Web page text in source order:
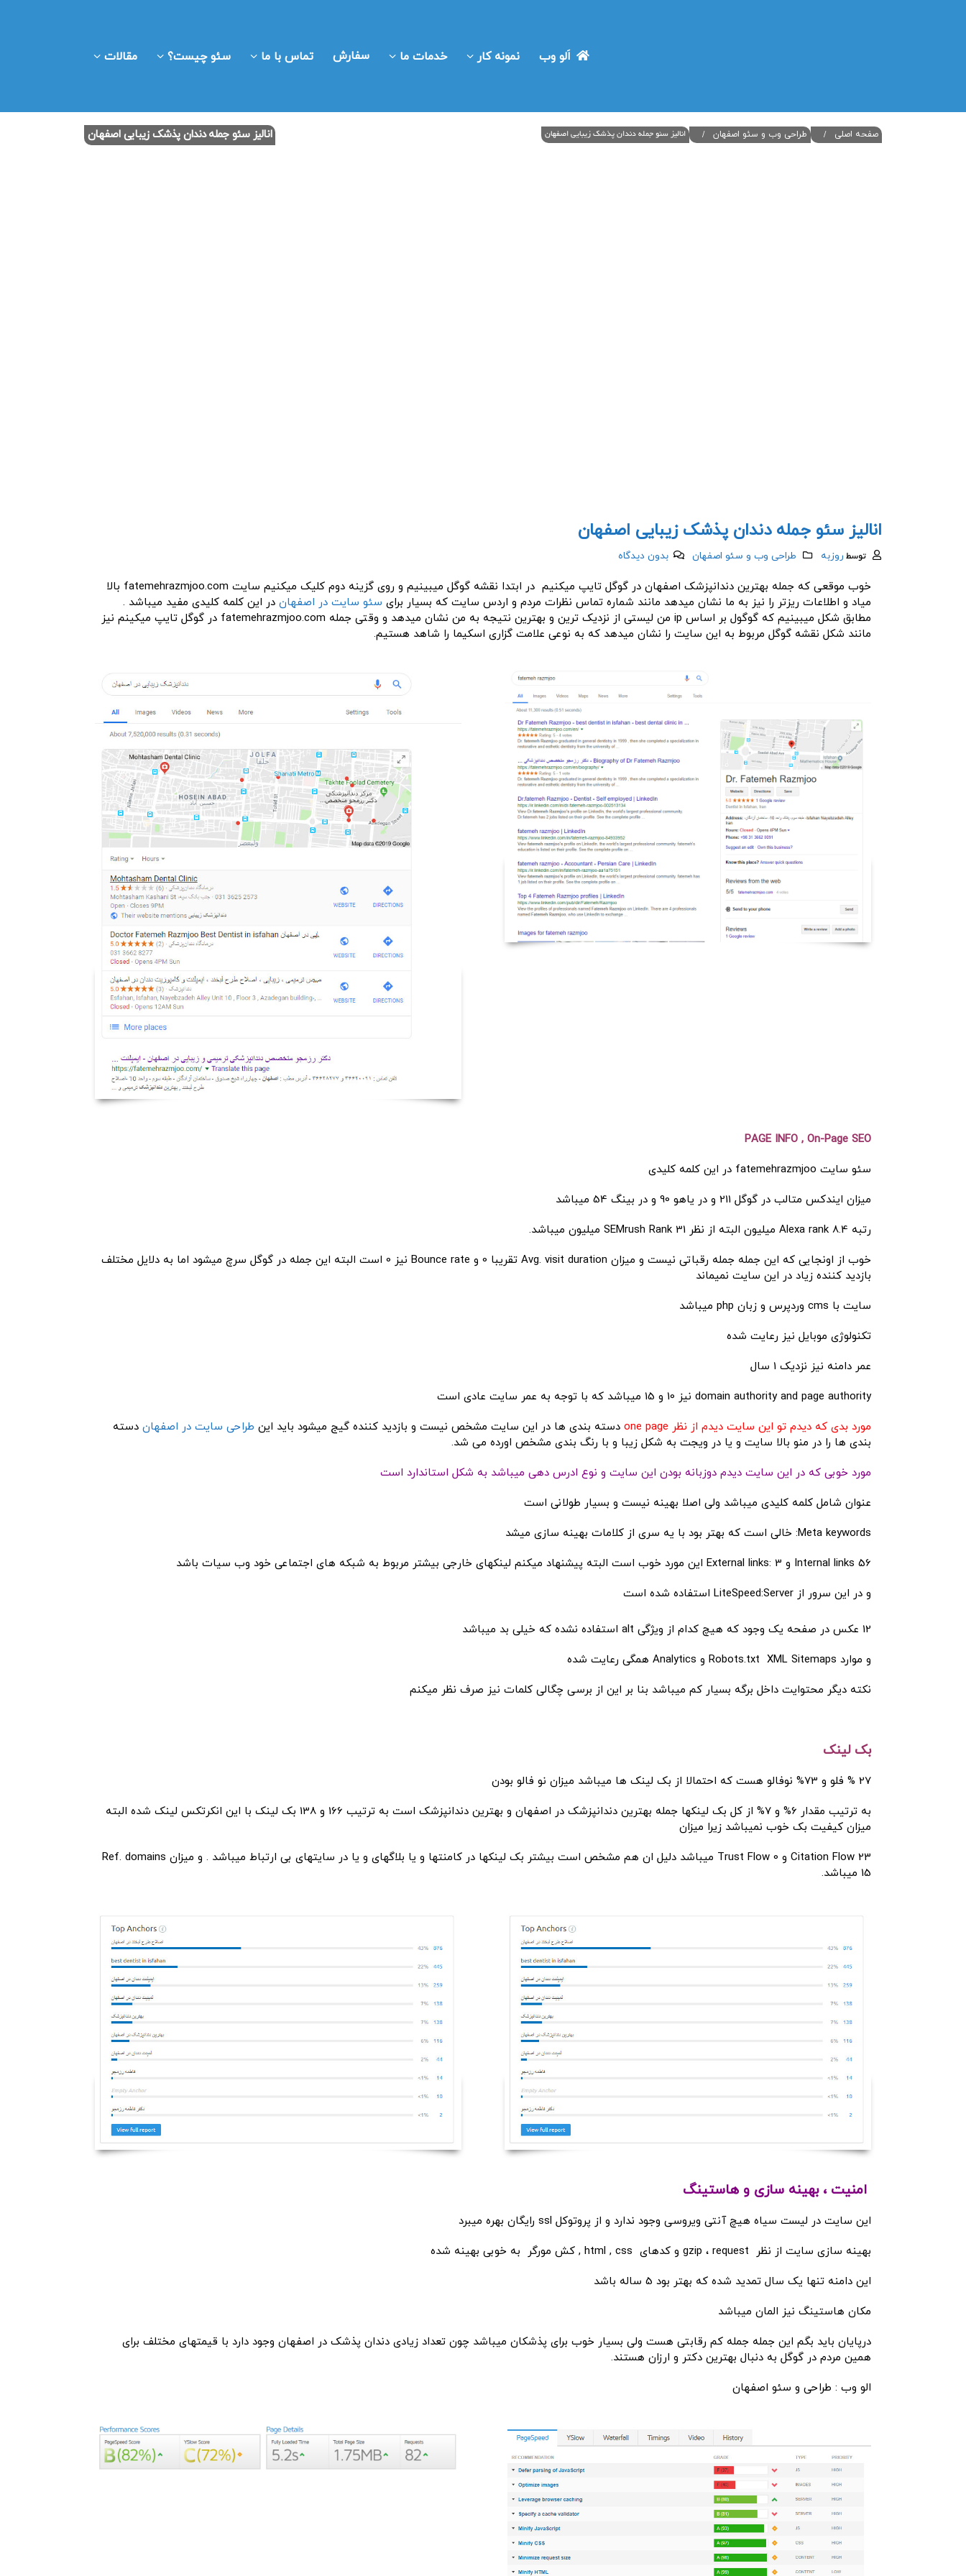
اَلو وب نمونه کار خدمات ما سفارش تماس با ما سئو چیست؟ مقالات
انالیز سئو جمله دندان پذشک زیبایی اصفهان صفحه اصلی طراحی وب و سئو اصفهان انالیز سئو جمله دندان پذشک زیبایی اصفهان
انالیز سئو جمله دندان پذشک زیبایی اصفهان
توسط روزبه طراحی وب و سئو اصفهان بدون ديدگاه
خوب موقعی که جمله بهترین دندانپزشک اصفهان در گوگل تایپ میکنیم در ابتدا نقشه گوگل میبینیم و روی گزینه دوم کلیک میکنیم سایت fatemehrazmjoo.com بالا
میاد و اطلاعات ریزتر را نیز به ما نشان میدهد مانند شماره تماس نظرات مردم و اردس سایت که بسیار برای سئو سایت در اصفهان در این کلمه کلیدی مفید میباشد .
مطابق شکل میبینیم که گوگول بر اساس ip من لیستی از نزدیک ترین و بهترین نتیجه به من نشان میدهد و وقتی جمله fatemehrazmjoo.com در گوگل تایپ میکینم نیز
مانند شکل نقشه گوگل مربوط به این سایت را نشان میدهد که به نوعی علامت گزاری اسکیما را شاهد هستیم.
PAGE INFO , On-Page SEO
سئو سایت fatemehrazmjoo در این کلمه کلیدی
میزان ایندکس متالب در گوگل 211 و در یاهو 90 و در بینگ 54 میباشد
رتبه Alexa rank 8.4 میلیون البته از نظر SEMrush Rank 31 میلیون میباشد.
خوب از اونجایی که این جمله جمله رقباتی نیست و میزان Avg. visit duration تقریبا 0 و Bounce rate نیز 0 است البته این جمله در گوگل سرچ میشود اما به دلایل مختلف
بازدید کننده زیاد در این سایت نمیماند
سایت با cms وردپرس و زبان php میباشد
تکنولوژی موبایل نیز رعایت شده
عمر دامنه نیز نزدیک 1 سال
domain authority and page authority نیز 10 و 15 میباشد که با توجه به عمر سایت عادی است
مورد بدی که دیدم تو این سایت دیدم از نظر one page
دسته بندی ها در این سایت مشخص نیست و بازدید کننده گیج میشود باید این طراحی سایت در اصفهان دسته
بندی ها را در منو بالا سایت و یا در ویجت به شکل زیبا و با رنگ بندی مشخص اورده می شد.
مورد خوبی که در این سایت دیدم دوزبانه بودن این سایت و نوع ادرس دهی میباشد به شکل استاندارد است
عنوان شامل کلمه کلیدی میباشد ولی اصلا بهینه نیست و بسیار طولانی است
Meta keywords: خالی است که بهتر بود با یه سری از کلامات بهینه سازی میشد
Internal links 56 و
External links: 3 این مورد خوب است البته پیشنهاد میکنم لینکهای خارجی بیشتر مربوط به شبکه های اجتماعی خود وب سیات باشد
و در این سرور از Server:LiteSpeed استفاده شده است
12 عکس در صفحه یک وجود که هیچ کدام از ویژگی alt استفاده نشده که خیلی بد میباشد
و موارد Robots.txt XML Sitemaps و Analytics همگی رعایت شده
نکته دیگر محتوایت داخل برگه بسیار کم میباشد بنا بر این از برسی چگالی کلمات نیز صرف نظر میکنم
بک لینک
27 % فلو و 73% نوفالو هست که احتمالا از بک لینک ها میباشد میزان نو فالو بودن
به ترتیب مقدار 6% و 7% از کل بک لینکها جمله بهترین دندانپزشک در اصفهان و بهترین دندانپزشک است به ترتیب 166 و 138 بک لینک با این انکرتکس لینک شده البته
میزان کیفیت بک خوب نمیباشد زیرا میزان
Citation Flow 23 و Trust Flow 0 میباشد دلیل ان هم مشخص است بیشتر بک لینکها در کامنتها و یا بلاگهای و یا در سایتهای بی ارتباط میباشد . و میزان Ref. domains
15 میباشد.
امنیت ، بهینه سازی و هاستینگ
این سایت در لیست سیاه هیچ آنتی ویروسی وجود ندارد و از پروتوکل ssl رایگان بهره میبرد
بهینه سازی سایت از نظر gzip ، request و کدهای html , css , کش مورگر به خوبی بهینه شده
این دامنه تنها یک سال تمدید شده که بهتر بود 5 ساله باشد
مکان هاستینگ نیز المان میباشد
درپایان باید بگم این جمله جمله کم رقابتی هست ولی بسیار خوب برای پذشکان میباشد چون تعداد زیادی دندان پذشک در اصفهان وجود دارد با قیمتهای مختلف برای
همین مردم در گوگل به دنبال بهترین دکتر و ارزان هستند.
الو وب : طراحی و سئو اصفهان